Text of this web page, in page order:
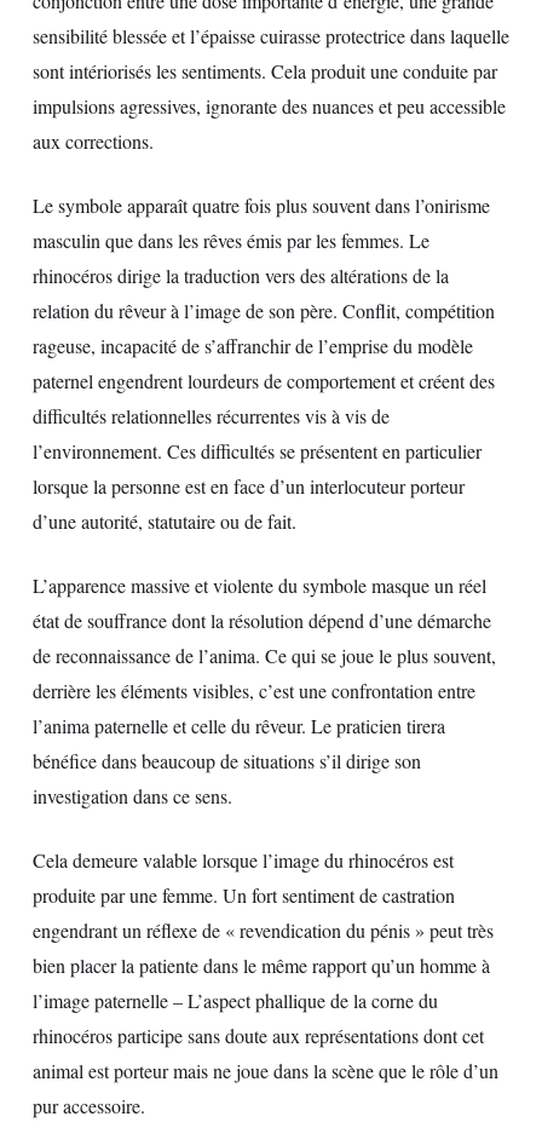
sensibilité blessée et l’épaisse cuirasse protectrice dans laquelle
sont intériorisés les sentiments. Cela produit une conduite par
impulsions agressives, ignorante des nuances et peu accessible
aux corrections.
Le symbole apparaît quatre fois plus souvent dans l’onirisme
masculin que dans les rêves émis par les femmes. Le
rhinocéros dirige la traduction vers des altérations de la
relation du rêveur à l’image de son père. Conflit, compétition
rageuse, incapacité de s’affranchir de l’emprise du modèle
paternel engendrent lourdeurs de comportement et créent des
difficultés relationnelles récurrentes vis à vis de
l’environnement. Ces difficultés se présentent en particulier
lorsque la personne est en face d’un interlocuteur porteur
d’une autorité, statutaire ou de fait.
L’apparence massive et violente du symbole masque un réel
état de souffrance dont la résolution dépend d’une démarche
de reconnaissance de l’anima. Ce qui se joue le plus souvent,
derrière les éléments visibles, c’est une confrontation entre
l’anima paternelle et celle du rêveur. Le praticien tirera
bénéfice dans beaucoup de situations s’il dirige son
investigation dans ce sens.
Cela demeure valable lorsque l’image du rhinocéros est
produite par une femme. Un fort sentiment de castration
engendrant un réflexe de « revendication du pénis » peut très
bien placer la patiente dans le même rapport qu’un homme à
l’image paternelle – L’aspect phallique de la corne du
rhinocéros participe sans doute aux représentations dont cet
animal est porteur mais ne joue dans la scène que le rôle d’un
pur accessoire.